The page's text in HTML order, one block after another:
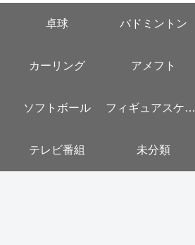
卓球 バドミントン
カーリング アメフト
ソフトボール フィギュアスケート
テレビ番組 未分類